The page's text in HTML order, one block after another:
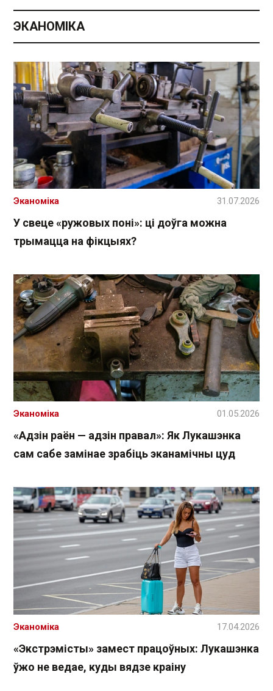
ЭКАНОМІКА
У свеце «ружовых поні»: ці доўга можна
трымацца на фікцыях?
Эканоміка 31.07.2026
«Адзін раён — адзін правал»: Як Лукашэнка
сам сабе замінае зрабіць эканамічны цуд
Эканоміка 01.05.2026
«Экстрэмісты» замест працоўных: Лукашэнка
ўжо не ведае, куды вядзе краіну
Эканоміка 17.04.2026